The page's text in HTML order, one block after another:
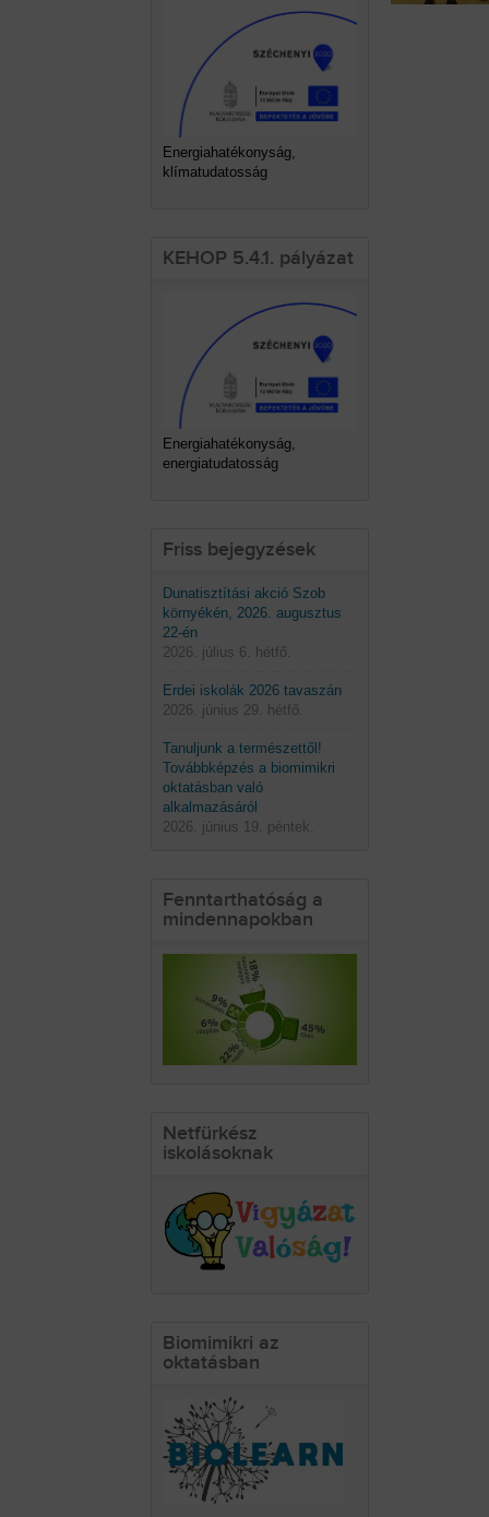
Energiahatékonyság,
klímatudatosság
KEHOP 5.4.1. pályázat
Energiahatékonyság,
energiatudatosság
Friss bejegyzések
Dunatisztítási akció Szob
környékén, 2026. augusztus
22-én
2026. július 6. hétfő.
Erdei iskolák 2026 tavaszán
2026. június 29. hétfő.
Tanuljunk a természettől!
Továbbképzés a biomimikri
oktatásban való
alkalmazásáról
2026. június 19. péntek.
Fenntarthatóság a
mindennapokban
Netfürkész
iskolásoknak
Biomimikri az
oktatásban